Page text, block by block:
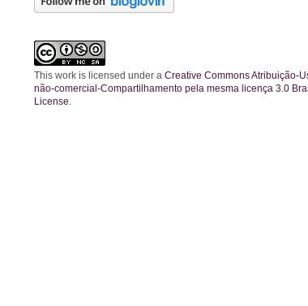
This work is licensed under a Creative Commons Atribuição-
não-comercial-Compartilhamento pela mesma licença 3.0
License.